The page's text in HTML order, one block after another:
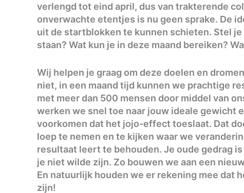
verlengd tot eind april, dus van trakterende
onverwachte etentjes is nu geen sprake. De
uit de startblokken te kunnen schieten. Stel
staan? Wat kun je in deze maand bereiken?
Wij helpen je graag om deze doelen en
niet, in een maand tijd kunnen we prachtige
met meer dan 500 mensen door middel van
werken we snel toe naar jouw ideale gewicht
voorkomen dat het jojo-effect toeslaat. Dat
loep te nemen en te kijken waar we
resultaat leert te behouden. Je oude gedrag
je niet wilde zijn. Zo bouwen we aan een
En natuurlijk houden we er rekening mee dat
zijn!